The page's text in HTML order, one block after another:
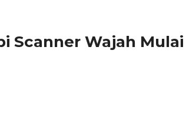
Scanner Wajah Mulai